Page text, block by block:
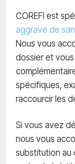
COREFI est
aggravé de
Nous vous
dossier et
spécifiques,
raccourcir les
Si vous avez
nous vous
substitution au